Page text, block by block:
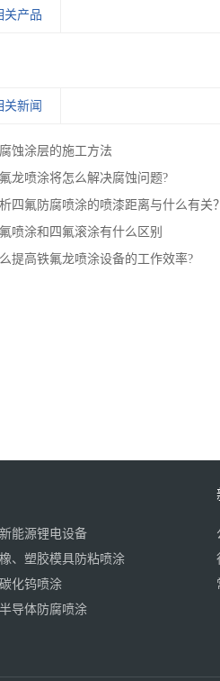
关产品
关新闻
蚀涂层的施工方法
龙喷涂将怎么解决腐蚀问题?
四氟防腐喷涂的喷漆距离与什么有关？
喷涂和四氟滚涂有什么区别
提高铁氟龙喷涂设备的工作效率?
新能源锂电设备
橡、塑胶模具防粘喷涂
碳化钨喷涂
半导体防腐喷涂